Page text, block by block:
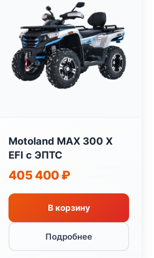
Motoland MAX 300 X
EFI с ЭПТС
405 400 ₽
В корзину
Подробнее